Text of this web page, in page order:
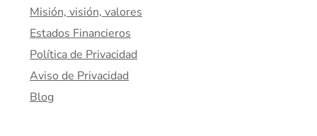
Misión, visión, valores
Estados Financieros
Política de Privacidad
Aviso de Privacidad
Blog